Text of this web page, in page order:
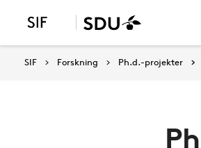
SIF Forskning Ph.d.-projekter